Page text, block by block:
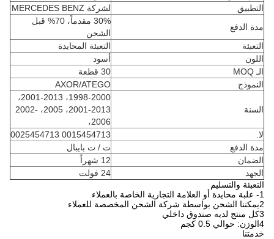
التطبيق
لشركة MERCEDES BENZ
مدة الدفع
30% مقدماً، 70% قبل
الشحن
التعبئة
التعبئة المحايدة
اللون
أسود
الـ MOQ
30 قطعة
النموذج
AXOR/ATEGO
السنة
1998-2000، 2001-2013،
2001-2013، 2005، 2002-
2006،
لا.
0015454713 0025454713
مدة الدفع
ت / ت بايبال
الضمان
12 شهراً
الجهد
24 فولت
التعبئة والتسليم
4الوزن: حوالي 0.5 كجم
خدمتنا